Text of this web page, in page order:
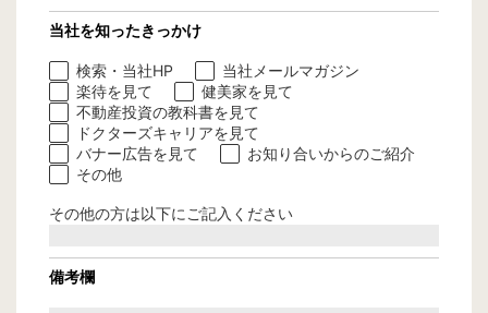
当社を知ったきっかけ
検索・当社HP
当社メールマガジン
楽待を見て
健美家を見て
不動産投資の教科書を見て
ドクターズキャリアを見て
バナー広告を見て
お知り合いからのご紹介
その他
その他の方は以下にご記入ください
備考欄